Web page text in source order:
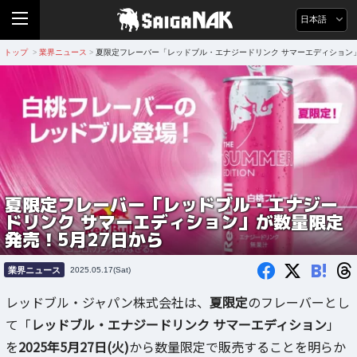
日本語
トップ > 業界ニュース > 夏限定フレーバー「レッドブル・エナジードリンク サマーエディショ
夏限定フレーバー「レッドブル・エナジー
ドリンク サマーエディション」が数量限定
発売！5月27日から
業界ニュース 2025.05.17(Sat) B!
レッドブル・ジャパン株式会社は、 夏限定のフレーバーとし
て「レッドブル・エナジードリンク サマーエディション」
を2025年5月27日(火)から数量限定で販売することを明らか